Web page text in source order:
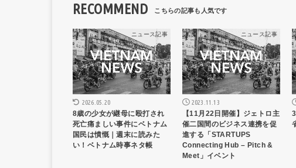
RECOMMEND
ニュース記事
2026.05.20
8歳の少女が継母に殴打され
死亡痛ましい事件にベトナム
国民は憤慨｜週末に読みた
い！ベトナム時事ネタ帳
ニュース記事
2023.11.13
【11月22日開催】ジェトロ主
催二国間のビジネス連携を促
進する「STARTUPS
Connecting Hub – Pitch &
Meet」イベント